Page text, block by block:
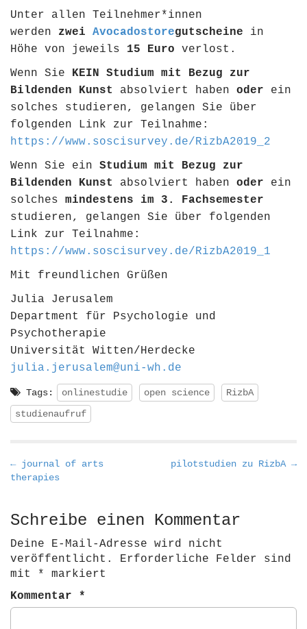
Unter allen Teilnehmer*innen
werden zwei Avocadostoregutscheine in
Höhe von jeweils 15 Euro verlost.
Wenn Sie KEIN
Studium mit Bezug zur
Bildenden Kunst absolviert haben oder ein
solches studieren, gelangen Sie über
folgenden Link zur Teilnahme:
https://www.soscisurvey.de/RizbA2019_2
Wenn Sie ein Studium mit Bezug zur
Bildenden Kunst absolviert haben oder ein
solches mindestens im 3. Fachsemester
studieren, gelangen Sie über folgenden
Link zur Teilnahme:
https://www.soscisurvey.de/RizbA2019_1
Mit freundlichen Grüßen
Julia Jerusalem
Department für Psychologie und
Psychotherapie
Universität Witten/Herdecke
julia.jerusalem@uni-wh.de
Tags: onlinestudie open science
RizbA
studienaufruf
P
o
t
n
a
v
i
g
← journal of arts
therapies
pilotstudien zu RizbA →
Schreibe einen Kommentar
Deine E-Mail-Adresse wird nicht
veröffentlicht.
Erforderliche Felder sind
mit
*
markiert
Kommentar *